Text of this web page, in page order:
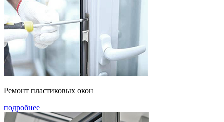
Ремонт пластиковых окон
подробнее